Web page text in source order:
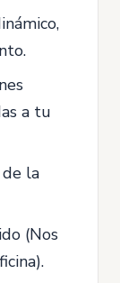
a tu
de la
(Nos